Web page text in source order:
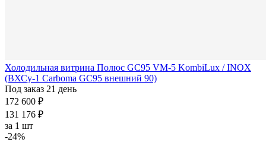
Холодильная витрина Полюс GC95 VM-5 KombiLux / INOX
(ВХСу-1 Carboma GC95 внешний 90)
Под заказ 21 день
172 600 ₽
131 176 ₽
за 1 шт
-24%